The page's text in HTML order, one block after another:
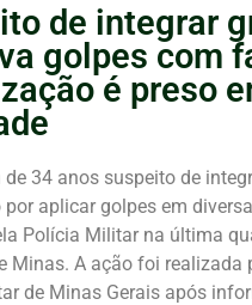
de integrar
golpes com
é preso
de 34 anos suspeito de
aplicar golpes em
Polícia Militar na última
Minas. A ação foi realizada
de Minas Gerais após